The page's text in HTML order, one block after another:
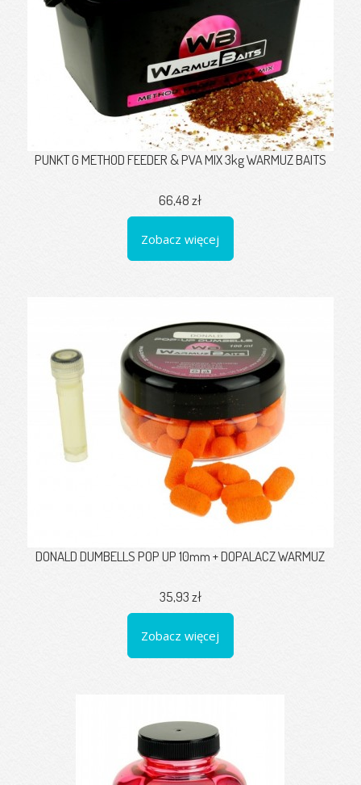
PUNKT G METHOD FEEDER & PVA MIX 3kg WARMUZ BAITS
66,48 zł
Zobacz więcej
DONALD DUMBELLS POP UP 10mm + DOPALACZ WARMUZ
35,93 zł
Zobacz więcej